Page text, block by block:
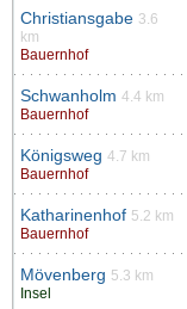
Christiansgabe 3.6
km
Bauernhof
Schwanholm 4.4 km
Bauernhof
Königsweg 4.7 km
Bauernhof
Katharinenhof 5.2 km
Bauernhof
Mövenberg 5.3 km
Insel